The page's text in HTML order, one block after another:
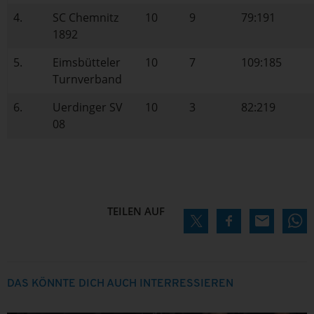
4.
SC Chemnitz
1892
10 9 79:191
5.
Eimsbütteler
Turnverband
10 7 109:185
6.
Uerdinger SV
08
10 3 82:219
TEILEN AUF
DAS KÖNNTE DICH AUCH INTERRESSIEREN